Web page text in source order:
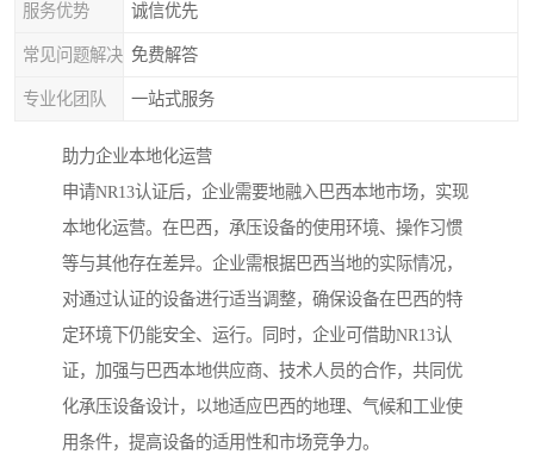
服务优势 诚信优先
常见问题解决 免费解答
专业化团队 一站式服务
助力企业本地化运营
申请NR13认证后，企业需要地融入巴西本地市场，实现
本地化运营。在巴西，承压设备的使用环境、操作习惯
等与其他存在差异。企业需根据巴西当地的实际情况，
对通过认证的设备进行适当调整，确保设备在巴西的特
定环境下仍能安全、运行。同时，企业可借助NR13认
证，加强与巴西本地供应商、技术人员的合作，共同优
化承压设备设计，以地适应巴西的地理、气候和工业使
用条件，提高设备的适用性和市场竞争力。